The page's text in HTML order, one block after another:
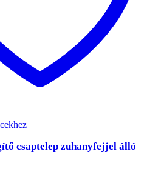
csaptelep zuhanyfejjel álló